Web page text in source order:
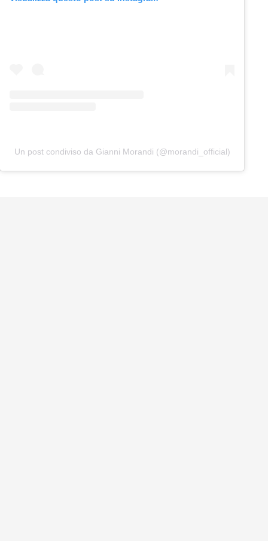
Un post condiviso da Gianni Morandi (@morandi_official)